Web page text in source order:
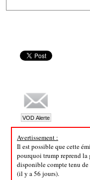
Avertissement :
Il est possible que cette
pourquoi trump reprend la
disponible compte tenu
(il y a 56 jours).